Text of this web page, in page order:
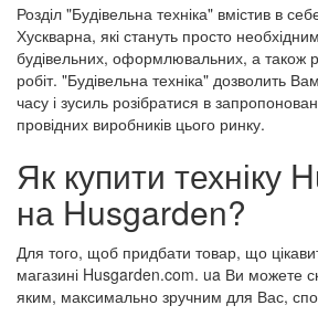
Розділ "Будівельна техніка" вмістив в
Хускварна, які стануть просто
будівельних, оформлювальних, а також
робіт. "Будівельна техніка" дозволить
часу і зусиль розібратися в
провідних виробників цього ринку.
Як купити техніку
на Husgarden?
Для того, щоб придбати товар, що
магазині Husgarden.com. ua Ви можете
яким, максимально зручним для Вас,